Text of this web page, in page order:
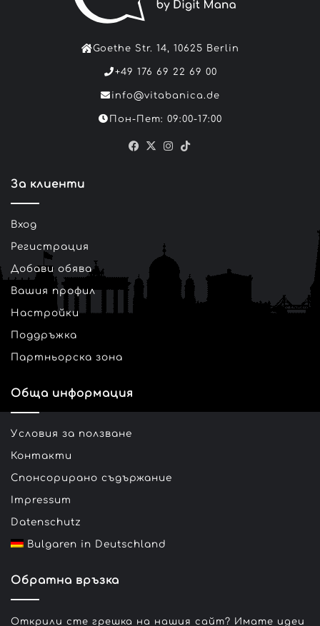
Goethe Str. 14, 10625 Berlin
+49 176 69 22 69 00
info@vitabanica.de
Пон-Пет: 09:00-17:00
Facebook
X Instagram
За клиенти
Вход
Регистрация
Добави обява
Вашия профил
Настройки
Поддръжка
Партньорска зона
Обща информация
Условия за ползване
Контакти
Спонсорирано съдържание
Impressum
Datenschutz
Bulgaren in Deutschland
Обратна връзка
Открили сте грешка на нашия сайт? Имате идеи